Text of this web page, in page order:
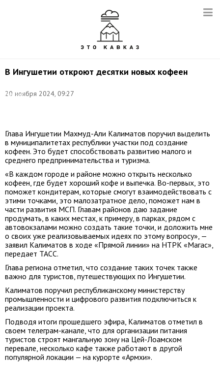
В Ингушетии откроют десятки новых кофеен
20 ноября 2024, 09:27
Евгений
Глава Ингушетии Махмуд-Али Калиматов поручил выделить
в муниципалитетах республики участки под создание
кофеен. Это будет способствовать развитию малого и
среднего предпринимательства и туризма.
«В каждом городе и районе можно открыть несколько
кофеен, где будет хороший кофе и выпечка. Во-первых, это
поможет кондитерам, которые смогут взаимодействовать с
этими точками, это малозатратное дело, поможет нам в
части развития МСП. Главам районов даю задание
продумать, в каких местах, к примеру, в парках, рядом с
автовокзалами можно создать такие точки, и доложить мне
о своих уже реализовываемых идеях по этому вопросу», —
заявил Калиматов в ходе «Прямой линии» на НТРК «Магас»,
передает ТАСС.
Глава региона отметил, что создание таких точек также
важно для туристов, путешествующих по Ингушетии.
Калиматов поручил республиканскому министерству
промышленности и цифрового развития подключиться к
реализации проекта.
Подводя итоги прошедшего эфира, Калиматов отметил в
своем телеграм-канале, что для организации питания
туристов строят мангальную зону на Цей-Лоамском
перевале, несколько кафе также работают в другой
популярной локации — на курорте «Армхи».